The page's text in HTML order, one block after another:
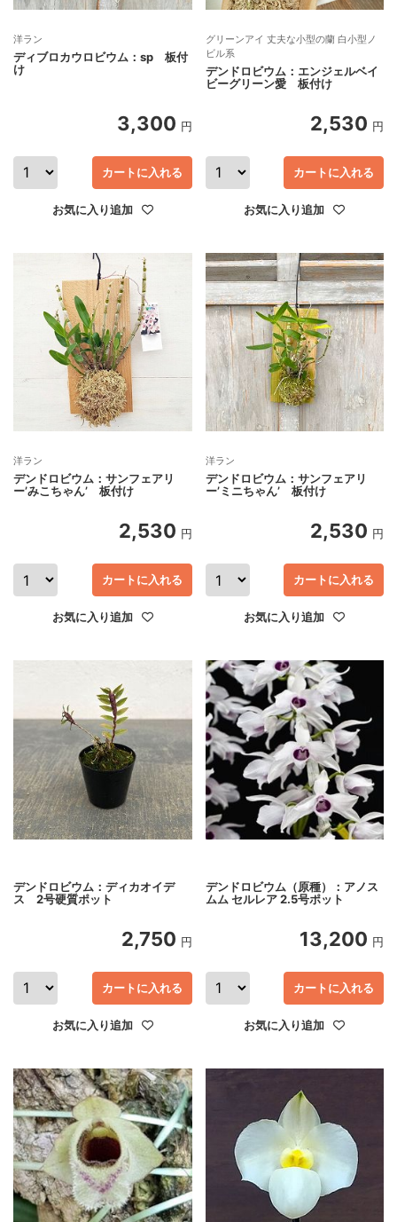
洋ラン
ディブロカウロビウム：sp 板付
け
3,300 円
カートに入れる
お気に入り追加
グリーンアイ 丈夫な小型の蘭 白小型ノ
ビル系
デンドロビウム：エンジェルベイ
ビーグリーン愛 板付け
2,530 円
カートに入れる
お気に入り追加
洋ラン
デンドロビウム：サンフェアリ
ー’みこちゃん’ 板付け
2,530 円
カートに入れる
お気に入り追加
洋ラン
デンドロビウム：サンフェアリ
ー’ミニちゃん’ 板付け
2,530 円
カートに入れる
お気に入り追加
デンドロビウム：ディカオイデ
ス 2号硬質ポット
2,750 円
カートに入れる
お気に入り追加
デンドロビウム（原種）：アノス
ムム セルレア 2.5号ポット
13,200 円
カートに入れる
お気に入り追加